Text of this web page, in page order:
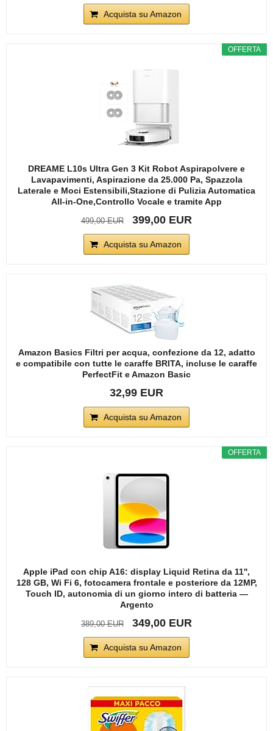
Acquista su Amazon
OFFERTA
DREAME L10s Ultra Gen 3 Kit Robot Aspirapolvere e
Lavapavimenti, Aspirazione da 25.000 Pa, Spazzola
Laterale e Moci Estensibili,Stazione di Pulizia Automatica
All-in-One,Controllo Vocale e tramite App
499,00 EUR 399,00 EUR
Acquista su Amazon
Amazon Basics Filtri per acqua, confezione da 12, adatto
e compatibile con tutte le caraffe BRITA, incluse le caraffe
PerfectFit e Amazon Basic
32,99 EUR
Acquista su Amazon
OFFERTA
Apple iPad con chip A16: display Liquid Retina da 11'',
128 GB, Wi Fi 6, fotocamera frontale e posteriore da 12MP,
Touch ID, autonomia di un giorno intero di batteria —
Argento
389,00 EUR 349,00 EUR
Acquista su Amazon